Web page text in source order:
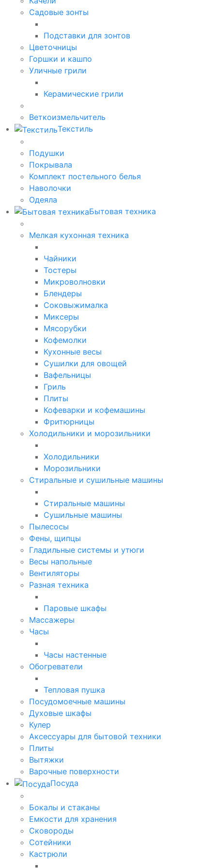
Садовые зонты
Подставки для зонтов
Цветочницы
Горшки и кашпо
Уличные грили
Керамические грили
Веткоизмельчитель
Текстиль
Подушки
Покрывала
Комплект постельного белья
Наволочки
Одеяла
Бытовая техника
Мелкая кухонная техника
Чайники
Тостеры
Микроволновки
Блендеры
Соковыжималка
Миксеры
Мясорубки
Кофемолки
Кухонные весы
Сушилки для овощей
Вафельницы
Гриль
Плиты
Кофеварки и кофемашины
Фритюрницы
Холодильники и морозильники
Холодильники
Морозильники
Стиральные и сушильные машины
Стиральные машины
Сушильные машины
Пылесосы
Фены, щипцы
Гладильные системы и утюги
Весы напольные
Вентиляторы
Разная техника
Паровые шкафы
Массажеры
Часы
Часы настенные
Обогреватели
Тепловая пушка
Посудомоечные машины
Духовые шкафы
Кулер
Аксессуары для бытовой техники
Плиты
Вытяжки
Варочные поверхности
Посуда
Бокалы и стаканы
Емкости для хранения
Сковороды
Сотейники
Кастрюли